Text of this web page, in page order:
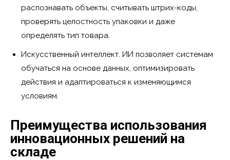
распознавать объекты, считывать штрих-коды,
проверять целостность упаковки и даже
определять тип товара.
Искусственный интеллект. ИИ позволяет системам
обучаться на основе данных, оптимизировать
действия и адаптироваться к изменяющимся
условиям.
Преимущества использования
инновационных решений на
складе